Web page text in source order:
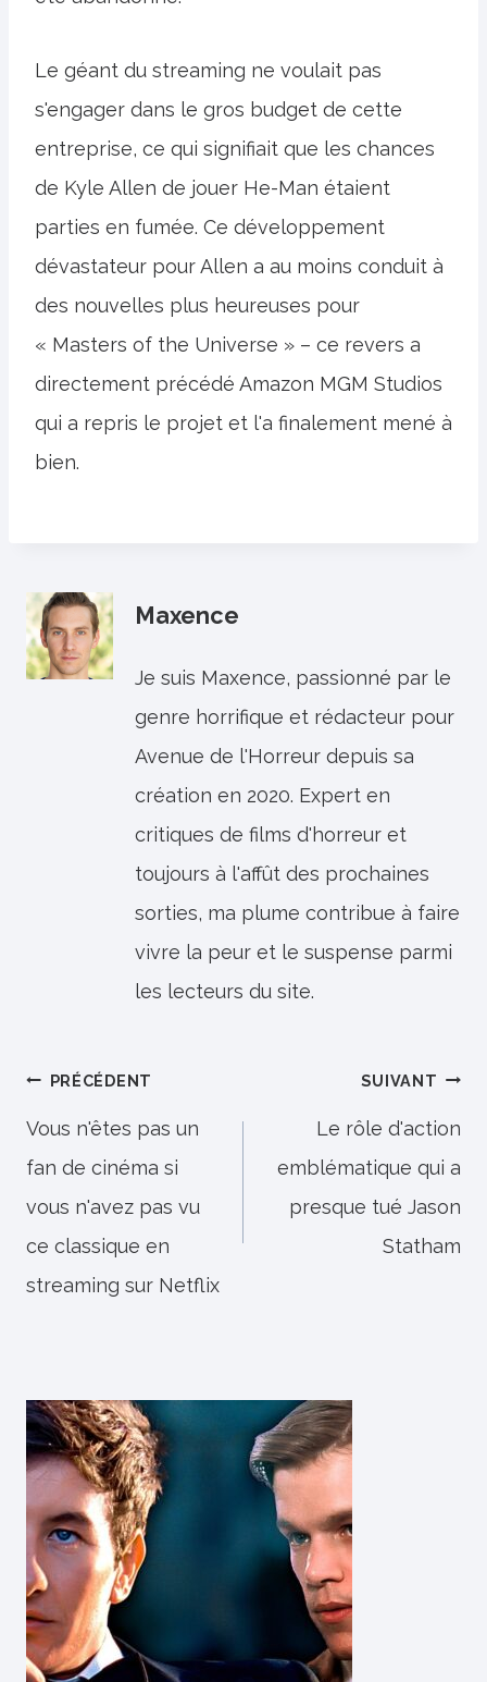
Le géant du streaming ne voulait pas
s'engager dans le gros budget de cette
entreprise, ce qui signifiait que les chances
de Kyle Allen de jouer He-Man étaient
parties en fumée. Ce développement
dévastateur pour Allen a au moins conduit à
des nouvelles plus heureuses pour
« Masters of the Universe » – ce revers a
directement précédé Amazon MGM Studios
qui a repris le projet et l'a finalement mené à
bien.
Maxence
Je suis Maxence, passionné par le
genre horrifique et rédacteur pour
Avenue de l'Horreur depuis sa
création en 2020. Expert en
critiques de films d'horreur et
toujours à l'affût des prochaines
sorties, ma plume contribue à faire
vivre la peur et le suspense parmi
les lecteurs du site.
Navigation
de
l’article
PRÉCÉDENT
Vous n'êtes pas un
fan de cinéma si
vous n'avez pas vu
ce classique en
streaming sur Netflix
SUIVANT
Le rôle d'action
emblématique qui a
presque tué Jason
Statham